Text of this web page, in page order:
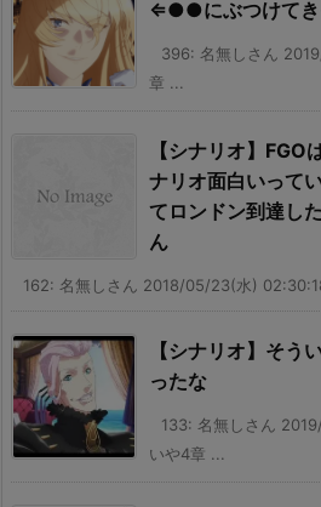
⇐●●にぶつけてき
396: 名無しさん
章 ...
【シナリオ】
ナリオ面白いって
てロンドン到達し
ん
162: 名無しさん 2018/05/23(水)
【シナリオ】そう
ったな
133: 名無しさん
いや4章 ...